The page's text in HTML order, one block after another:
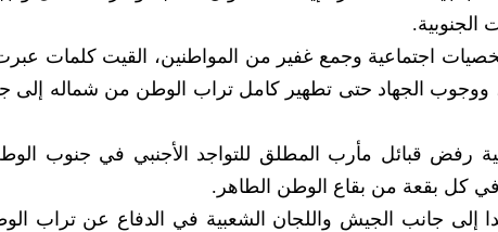
الجنوبية.
اجتماعية وجمع غفير من المواطنين، القيت كلمات
ووجوب الجهاد حتى تطهير كامل تراب الوطن من شماله إلى
رفض قبائل مأرب المطلق للتواجد الأجنبي في جنوب
في كل بقعة من بقاع الوطن الطاهر.
إلى جانب الجيش واللجان الشعبية في الدفاع عن تراب